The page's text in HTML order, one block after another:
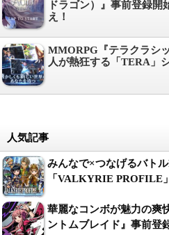
ドラゴン）』事前登録
え！
MMORPG『テラクラシ
人が熱狂する「TERA」
人気記事
みんなで×つなげるバト
「VALKYRIE PROFILE
華麗なコンボが魅力の爽
ントムブレイド』事前登